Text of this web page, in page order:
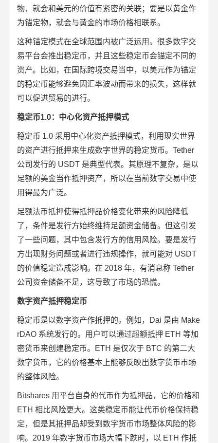
物，就会和美元的价值有紧密的关联；要是以黄金作
为锚定物，就会与黄金的市场价格相联系。
这种锚定模式在全球范围内被广泛运用。很多数字交
易平台会推出稳定币，并且这些稳定币会锚定不同的
资产。比如，在国际跨境交易当中，以美元作为锚定
的稳定币能够避免因汇率波动而带来的损失，这样就
可以促进贸易的进行。
稳定币1.0：中心化资产抵押模式
稳定币 1.0 采用中心化资产抵押模式，利用现实世界
的资产进行抵押来生成数字世界的稳定货币。Tether
公司发行的 USDT 是典型代表。其原理不复杂，是以
足额的美金当作抵押资产，所以在当前数字交易中使
用得最为广泛。
足额法币抵押使得抵押品价格变化带来的风险降低
了，条件是发行方始终维持足额资金储备。但这引发
了一些问题，其中包含发行方的信用风险。要是发行
方出现财务问题或者进行违规操作，就可能对 USDT
的价值稳定造成影响。在 2018 年，有消息称 Tether
公司资金储备不足，这导致了市场的恐慌。
数字资产抵押稳定币
稳定币是以数字资产作抵押的。例如，Dai 是由 Make
rDAO 系统发行的。用户可以通过超额抵押 ETH 等加
密货币来创建稳定币。ETH 是仅次于 BTC 的第二大
数字货币，它的价格基本上能够反映出数字货币市场
的整体风险。
Bitshares 用平台自身的代币作为抵押品，它的价格和
ETH 相比风险更大。这类稳定币能让代币价格保持稳
定，但是其抵押品却受到数字货币市场整体风险的影
响。2019 年数字货币市场大幅下跌时，以 ETH 作抵